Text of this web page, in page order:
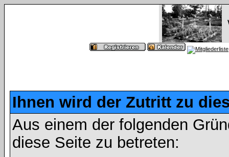
Ihnen wird der Zutritt zu
Aus einem der folgenden
diese Seite zu betreten: